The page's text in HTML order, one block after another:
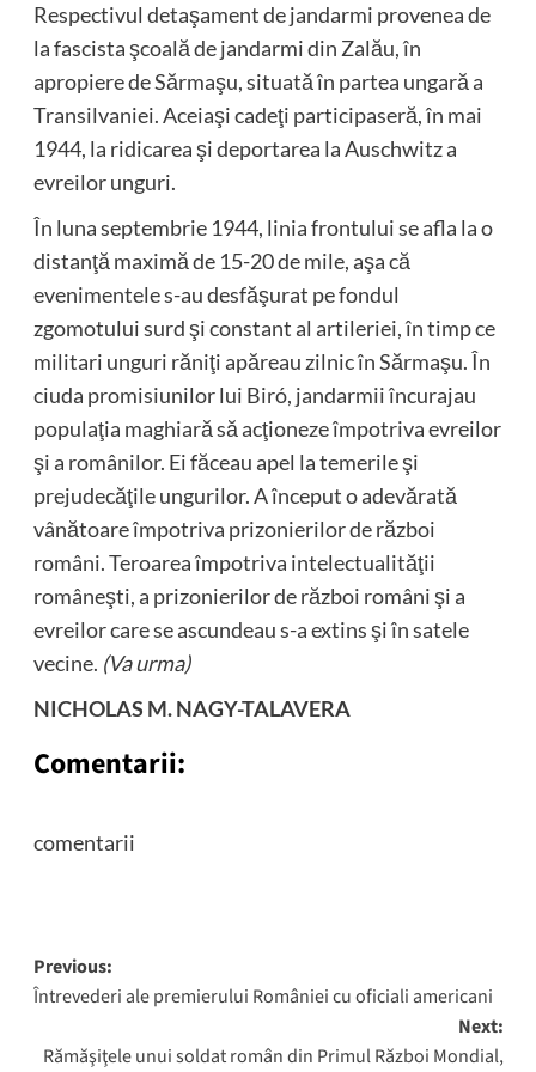
Respectivul detaşament de jandarmi provenea de
la fascista şcoală de jandarmi din Zalău, în
apropiere de Sărmaşu, situată în partea ungară a
Transilvaniei. Aceiaşi cadeţi participaseră, în mai
1944, la ridicarea şi deportarea la Auschwitz a
evreilor unguri.
În luna septembrie 1944, linia frontului se afla la o
distanţă maximă de 15-20 de mile, aşa că
evenimentele s-au desfăşurat pe fondul
zgomotului surd şi constant al artileriei, în timp ce
militari unguri răniţi apăreau zilnic în Sărmaşu. În
ciuda promisiunilor lui Biró, jandarmii încurajau
populaţia maghiară să acţioneze împotriva evreilor
şi a românilor. Ei făceau apel la temerile şi
prejudecăţile ungurilor. A început o adevărată
vânătoare împotriva prizonierilor de război
români. Teroarea împotriva intelectualităţii
româneşti, a prizonierilor de război români şi a
evreilor care se ascundeau s-a extins şi în satele
vecine. (Va urma)
NICHOLAS M. NAGY-TALAVERA
Comentarii:
comentarii
Post
navigation
Previous:
Întrevederi ale premierului României cu oficiali americani
Next:
Rămăşiţele unui soldat român din Primul Război Mondial,